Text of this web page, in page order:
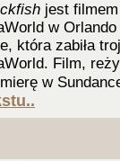
jest
w
która zabiła
Film,
w